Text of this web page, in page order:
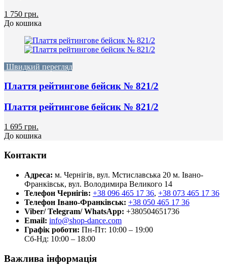
1 750 грн.
До кошика
Швидкий перегляд
Плаття рейтингове бейсик № 821/2
Плаття рейтингове бейсик № 821/2
1 695 грн.
До кошика
Контакти
Адреса: м. Чернігів, вул. Мстиславська 20 м. Івано-
Франківськ, вул. Володимира Великого 14
Телефон Чернігів: +38 096 465 17 36, +38 073 465 17 36
Телефон Івано-Франківськ: +38 050 465 17 36
Viber/ Telegram/ WhatsApp: +380504651736
Email: info@shop-dance.com
Графік роботи: Пн-Пт: 10:00 – 19:00
Сб-Нд: 10:00 – 18:00
Важлива інформація